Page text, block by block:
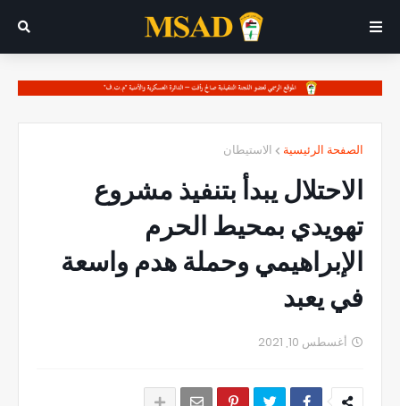
الصفحة الرئيسية الاستيطان
الاحتلال يبدأ بتنفيذ مشروع
تهويدي بمحيط الحرم
الإبراهيمي وحملة هدم واسعة
في يعبد
أغسطس 10, 2021